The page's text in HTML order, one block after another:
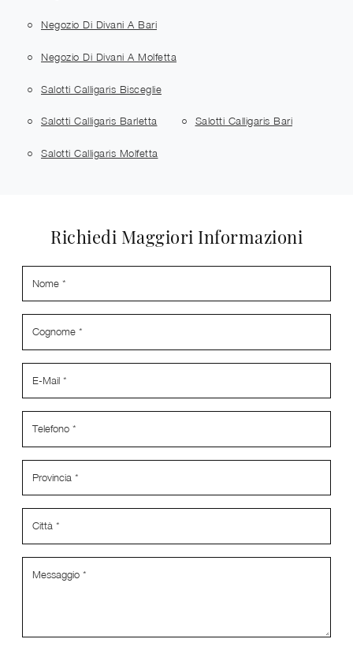
Negozio Di Divani A Bari
Negozio Di Divani A Molfetta
Salotti Calligaris Bisceglie
Salotti Calligaris Barletta Salotti Calligaris Bari
Salotti Calligaris Molfetta
Richiedi Maggiori Informazioni